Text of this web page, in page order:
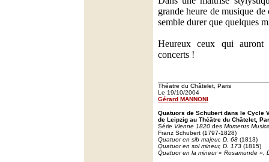
grande heure de musique
semble durer que quelques
Heureux ceux qui
concerts !
Théatre du Châtelet, Paris
Le 19/10/2004
Gérard MANNONI
Quatuors de Schubert dans le Cycle
de Leipzig au Théâtre du Châtelet,
Série Vienne 1820 des Moments
Franz Schubert (1797-1828)
Quatuor en sib majeur, D. 68 (1813)
Quatuor en sol mineur, D. 173 (1815)
Quatuor en la mineur « Rosamunde »,